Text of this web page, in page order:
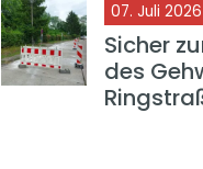
07. Juli 2026
Sicher
des